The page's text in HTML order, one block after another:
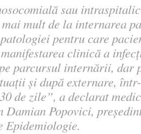
sau
mai mult de la internarea
pentru care
clinică a
parcursul internării, dar
și după externare,
de zile”, a declarat
Damian Popovici,
Epidemiologie.